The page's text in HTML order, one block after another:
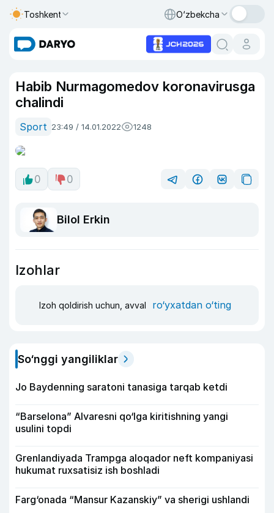
Toshkent O‘zbekcha
Habib Nurmagomedov koronavirusga
chalindi
Sport 23:49 / 14.01.2022 1248
0 0
Bilol Erkin
Izohlar
Izoh qoldirish uchun, avval ro‘yxatdan o‘ting
So‘nggi yangiliklar
Jo Baydenning saratoni tanasiga tarqab ketdi
“Barselona” Alvaresni qo‘lga kiritishning yangi
usulini topdi
Grenlandiyada Trampga aloqador neft kompaniyasi
hukumat ruxsatisiz ish boshladi
Farg‘onada “Mansur Kazanskiy” va sherigi ushlandi